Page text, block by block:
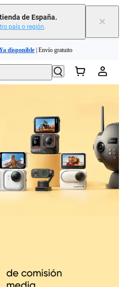
de España.
país o región. ×
disponible | Envío gratuito
dinero para tu nueva compra.｜Más
Ya disponible| Envío gratuito